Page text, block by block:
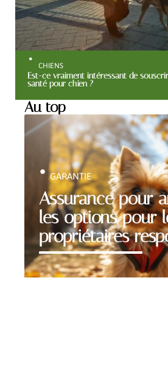
CHIENS
Est-ce vraiment intéressant de
santé pour chien ?
Au top
Assurance pour
les options pour
propriétaires
GARANTIE